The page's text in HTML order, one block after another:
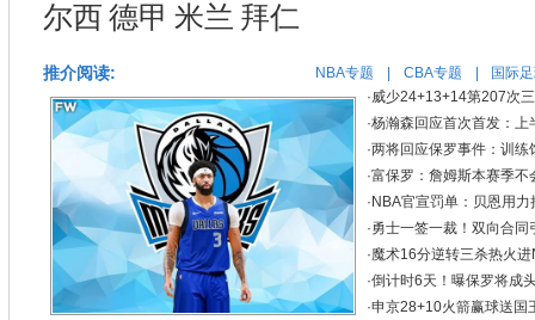
尔西 德甲 米兰 拜仁
推介阅读: NBA专题 CBA专题 国际
·威少24+13+14第207次
·杨瀚森回应首次首发：上
·两将回应保罗事件：训练
·富保罗：詹姆斯本赛季不
· NBA官宣罚单：贝恩用
·勇士一签一裁！双向合
·魔术16分逆转三杀热火
·倒计时6天！曝保罗将成
·申京28+10火箭赢球送国